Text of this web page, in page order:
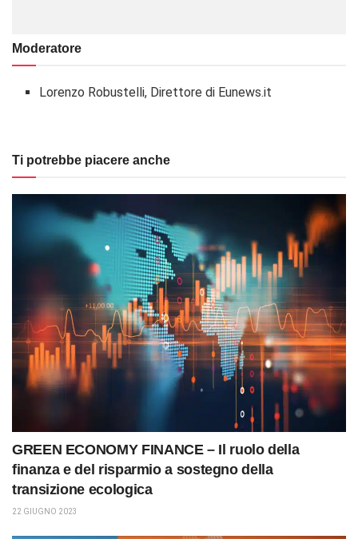
Moderatore
Lorenzo Robustelli, Direttore di Eunews.it
Ti potrebbe piacere anche
GREEN ECONOMY FINANCE – Il ruolo della
finanza e del risparmio a sostegno della
transizione ecologica
22 GIUGNO 2023